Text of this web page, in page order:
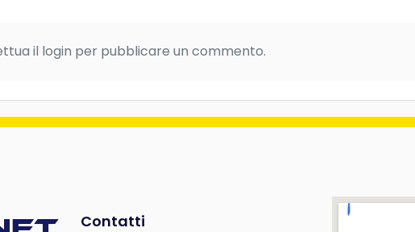
il login per pubblicare un commento.
Contatti